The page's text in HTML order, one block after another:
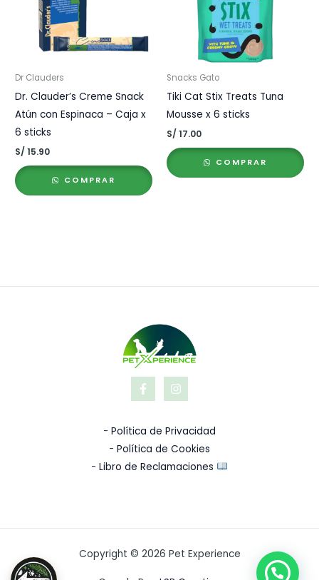
Dr Clauders
Dr. Clauder’s Creme Snack
Atún con Espinaca – Caja x
6 sticks
S/ 15.90
COMPRAR
Snacks Gato
Tiki Cat Stix Treats Tuna
Mousse x 6 sticks
S/ 17.00
COMPRAR
- Política de Privacidad
- Política de Cookies
-Libro de Reclamaciones
Copyright © 2026 Pet Experience